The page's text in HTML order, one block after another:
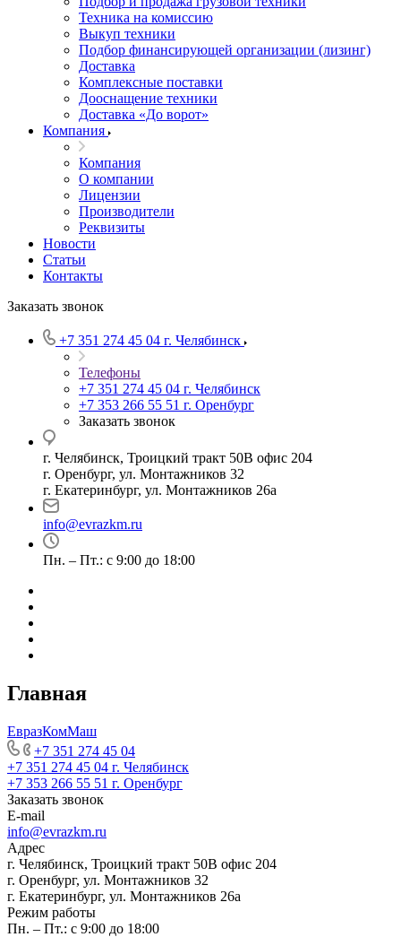
Техника на комиссию
Выкуп техники
Подбор финансирующей организации (лизинг)
Доставка
Комплексные поставки
Дооснащение техники
Доставка «До ворот»
Компания
Компания
О компании
Лицензии
Производители
Реквизиты
Новости
Статьи
Контакты
Заказать звонок
+7 351 274 45 04 г. Челябинск
Телефоны
+7 351 274 45 04 г. Челябинск
+7 353 266 55 51 г. Оренбург
Заказать звонок
г. Челябинск, Троицкий тракт 50В офис 204
г. Оренбург, ул. Монтажников 32
г. Екатеринбург, ул. Монтажников 26а
info@evrazkm.ru
Пн. – Пт.: с 9:00 до 18:00
Главная
ЕвразКомМаш
+7 351 274 45 04
+7 351 274 45 04 г. Челябинск
+7 353 266 55 51 г. Оренбург
Заказать звонок
E-mail
info@evrazkm.ru
Адрес
г. Челябинск, Троицкий тракт 50В офис 204
г. Оренбург, ул. Монтажников 32
г. Екатеринбург, ул. Монтажников 26а
Режим работы
Пн. – Пт.: с 9:00 до 18:00